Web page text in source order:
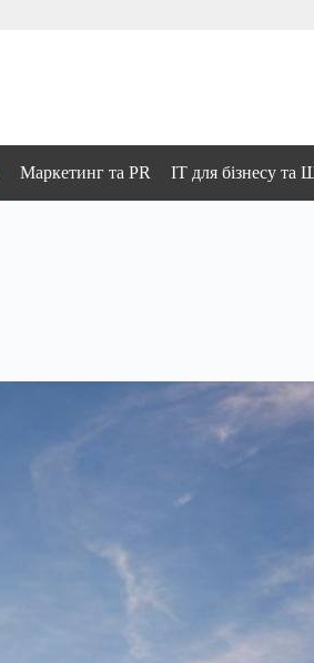
Маркетинг та PR IT для бізнесу та